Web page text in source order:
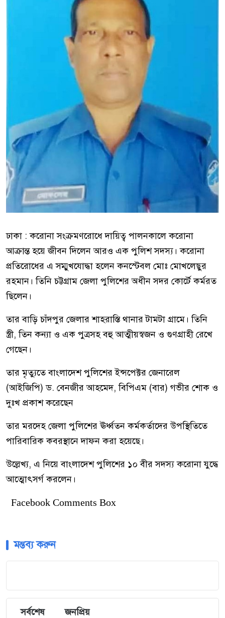
ঢাকা : করোনা সংক্রমণরোধে দায়িত্ব পালনকালে করোনা
আক্রান্ত হয়ে জীবন দিলেন আরও এক পুলিশ সদস্য। করোনা
প্রতিরোধের এ সম্মুখযোদ্ধা হলেন কনস্টেবল মোঃ মোখলেছুর
রহমান। তিনি চট্টগ্রাম জেলা পুলিশের অধীন সদর কোর্টে কর্মরত
ছিলেন।
তার বাড়ি চাঁদপুর জেলার শাহরাস্তি থানার টামটা গ্রামে। তিনি
স্ত্রী, তিন কন্যা ও এক পুত্রসহ বহু আত্মীয়স্বজন ও গুণগ্রাহী রেখে
গেছেন।
তার মৃত্যুতে বাংলাদেশ পুলিশের ইন্সপেক্টর জেনারেল
(আইজিপি) ড. বেনজীর আহমেদ, বিপিএম (বার) গভীর শোক ও
দুঃখ প্রকাশ করেছেন
তার মরদেহ জেলা পুলিশের ঊর্ধ্বতন কর্মকর্তাদের উপস্থিতিতে
পারিবারিক কবরস্থানে দাফন করা হয়েছে।
উল্লেখ্য, এ নিয়ে বাংলাদেশ পুলিশের ১০ বীর সদস্য করোনা যুদ্ধে
আত্মোৎসর্গ করলেন।
Facebook Comments Box
মন্তব্য করুন
সর্বশেষ জনপ্রিয়